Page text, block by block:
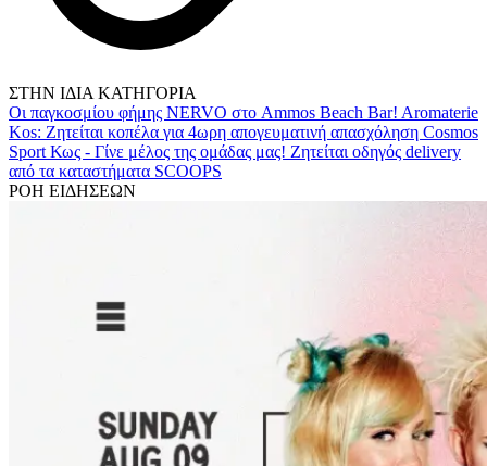
ΣΤΗΝ ΙΔΙΑ ΚΑΤΗΓΟΡΙΑ
Οι παγκοσμίου φήμης NERVO στο Ammos Beach Bar! Aromaterie
Kos: Ζητείται κοπέλα για 4ωρη απογευματινή απασχόληση Cosmos
Sport Κως - Γίνε μέλος της ομάδας μας! Ζητείται οδηγός delivery
από τα καταστήματα SCOOPS
ΡΟΗ ΕΙΔΗΣΕΩΝ